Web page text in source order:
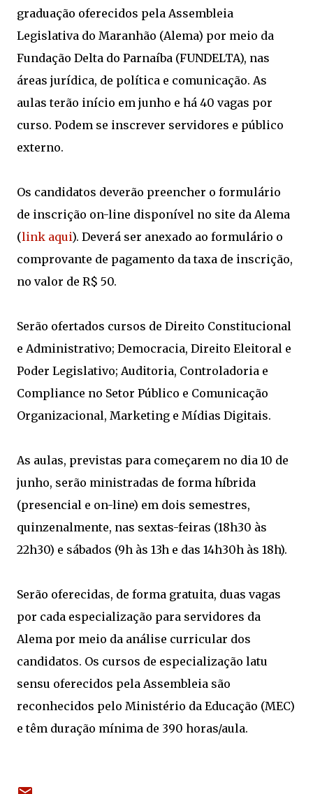
graduação oferecidos pela Assembleia
Legislativa do Maranhão (Alema) por meio da
Fundação Delta do Parnaíba (FUNDELTA), nas
áreas jurídica, de política e comunicação. As
aulas terão início em junho e há 40 vagas por
curso. Podem se inscrever servidores e público
externo.
Os candidatos deverão preencher o formulário
de inscrição on-line disponível no site da Alema
(link aqui). Deverá ser anexado ao formulário o
comprovante de pagamento da taxa de inscrição,
no valor de R$ 50.
Serão ofertados cursos de Direito Constitucional
e Administrativo; Democracia, Direito Eleitoral e
Poder Legislativo; Auditoria, Controladoria e
Compliance no Setor Público e Comunicação
Organizacional, Marketing e Mídias Digitais.
As aulas, previstas para começarem no dia 10 de
junho, serão ministradas de forma híbrida
(presencial e on-line) em dois semestres,
quinzenalmente, nas sextas-feiras (18h30 às
22h30) e sábados (9h às 13h e das 14h30h às 18h).
Serão oferecidas, de forma gratuita, duas vagas
por cada especialização para servidores da
Alema por meio da análise curricular dos
candidatos. Os cursos de especialização latu
sensu oferecidos pela Assembleia são
reconhecidos pelo Ministério da Educação (MEC)
e têm duração mínima de 390 horas/aula.